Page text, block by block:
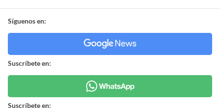
Síguenos en:
Suscríbete en:
Suscríbete en: